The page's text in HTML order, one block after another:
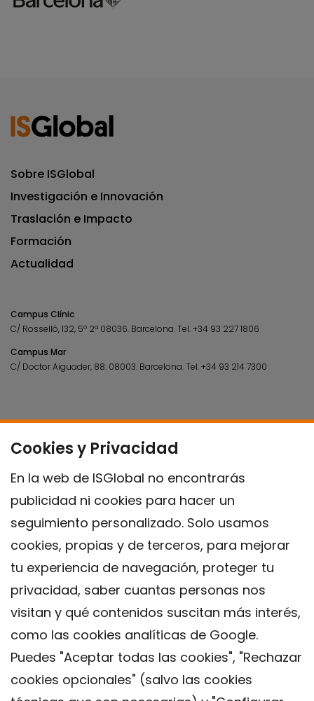
Cookies y Privacidad
En la web de ISGlobal no encontrarás
publicidad ni cookies para hacer un
seguimiento personalizado. Solo usamos
cookies, propias y de terceros, para mejorar
tu experiencia de navegación, proteger tu
privacidad, saber cuantas personas nos
visitan y qué contenidos suscitan más interés,
como las cookies analíticas de Google.
Puedes "Aceptar todas las cookies", "Rechazar
cookies opcionales" (salvo las cookies
Sobre ISGlobal
Investigación e Innovación
Traslación e Impacto
Formación
Actualidad
Campus Clínic
C/ Rosselló, 132, 5º 2ª 08036. Barcelona.Tel.+34 93 227 1806
Campus Mar
C/ Doctor Aiguader, 88. 08003. Barcelona.Tel.+34 93 214 7300